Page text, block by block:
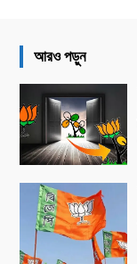
আরও পড়ুন